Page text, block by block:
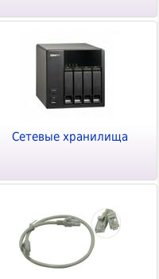
Сетевые хранилища